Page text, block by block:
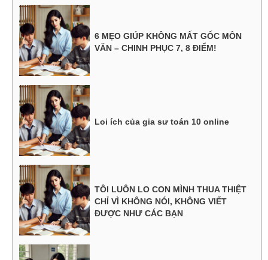
6 MẸO GIÚP KHÔNG MẤT GỐC MÔN
VĂN – CHINH PHỤC 7, 8 ĐIỂM!
Loi ích của gia sư toán 10 online
TÔI LUÔN LO CON MÌNH THUA THIỆT
CHỈ VÌ KHÔNG NÓI, KHÔNG VIẾT
ĐƯỢC NHƯ CÁC BẠN